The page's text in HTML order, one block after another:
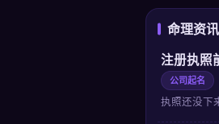
命理资讯
注册执照
公司起名
执照还没下